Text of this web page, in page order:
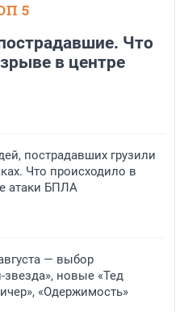
5
Что
в центре
пострадавших грузили
Что происходило в
атаки БПЛА
— выбор
звезда», новые «Тед
«Одержимость»